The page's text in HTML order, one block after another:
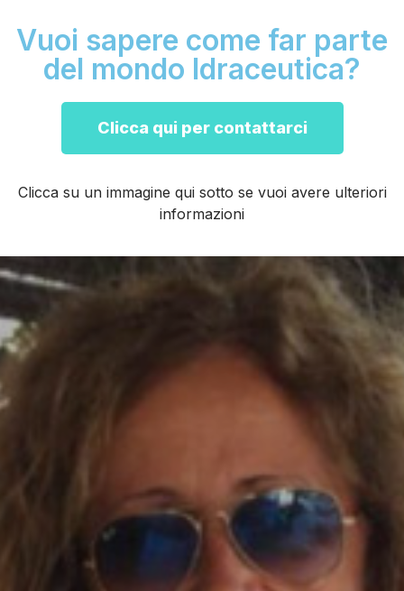
Vuoi sapere come far parte
del mondo Idraceutica?
Clicca qui per contattarci
Clicca su un immagine qui sotto se vuoi avere ulteriori
informazioni